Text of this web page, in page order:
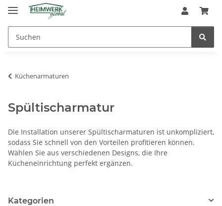
Küchenarmaturen
Spültischarmatur
Die Installation unserer Spültischarmaturen ist unkompliziert,
sodass Sie schnell von den Vorteilen profitieren können.
Wählen Sie aus verschiedenen Designs, die Ihre
Kücheneinrichtung perfekt ergänzen.
Kategorien